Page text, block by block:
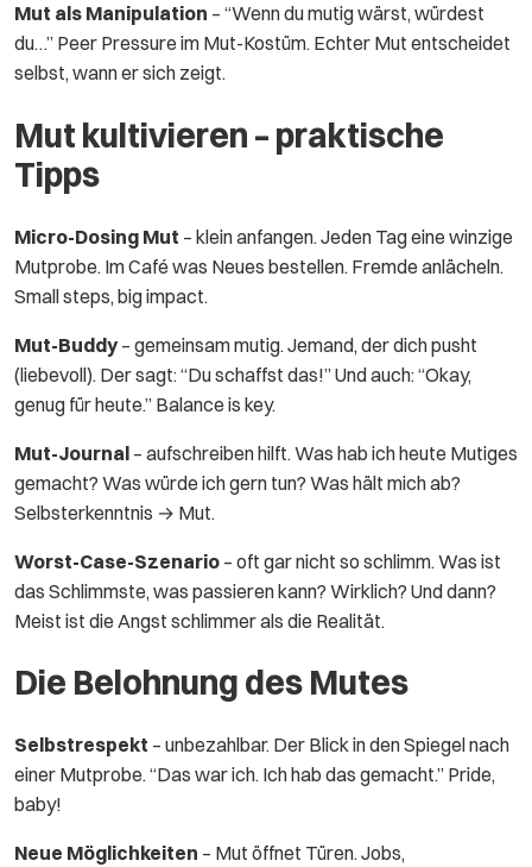
Mut als Manipulation – “Wenn du mutig wärst, würdest
du…” Peer Pressure im Mut-Kostüm. Echter Mut entscheidet
selbst, wann er sich zeigt.
Mut kultivieren – praktische
Tipps
Micro-Dosing Mut – klein anfangen. Jeden Tag eine winzige
Mutprobe. Im Café was Neues bestellen. Fremde anlächeln.
Small steps, big impact.
Mut-Buddy – gemeinsam mutig. Jemand, der dich pusht
(liebevoll). Der sagt: “Du schaffst das!” Und auch: “Okay,
genug für heute.” Balance is key.
Mut-Journal – aufschreiben hilft. Was hab ich heute Mutiges
gemacht? Was würde ich gern tun? Was hält mich ab?
Selbsterkenntnis → Mut.
Worst-Case-Szenario – oft gar nicht so schlimm. Was ist
das Schlimmste, was passieren kann? Wirklich? Und dann?
Meist ist die Angst schlimmer als die Realität.
Die Belohnung des Mutes
Selbstrespekt – unbezahlbar. Der Blick in den Spiegel nach
einer Mutprobe. “Das war ich. Ich hab das gemacht.” Pride,
baby!
Neue Möglichkeiten – Mut öffnet Türen. Jobs,